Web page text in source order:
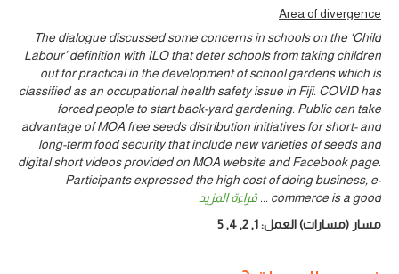
Area of divergence
The dialogue discussed some concerns in schools on the ‘Child
Labour’ definition with ILO that deter schools from taking children
out for practical in the development of school gardens which is
classified as an occupational health safety issue in Fiji. COVID has
forced people to start back-yard gardening. Public can take
advantage of MOA free seeds distribution initiatives for short- and
long-term food security that include new varieties of seeds and
digital short videos provided on MOA website and Facebook page.
Participants expressed the high cost of doing business, e-
commerce is a good
... قراءة المزيد
مسار (مسارات) العمل:1
,
2
,
4
,
5